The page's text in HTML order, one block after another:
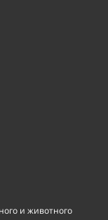
и животного